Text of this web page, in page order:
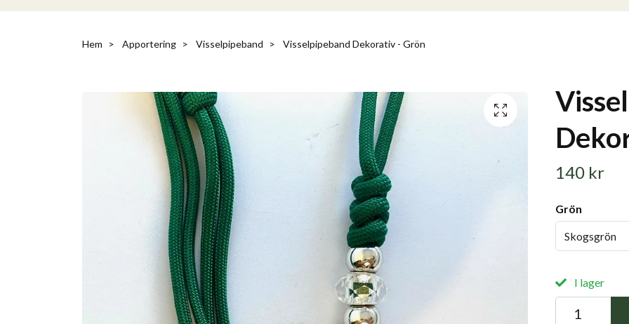
Hem Apportering Visselpipeband Visselpipeband Dekorativ - Grön
140 kr
Grön
Skogsgrön
I lager